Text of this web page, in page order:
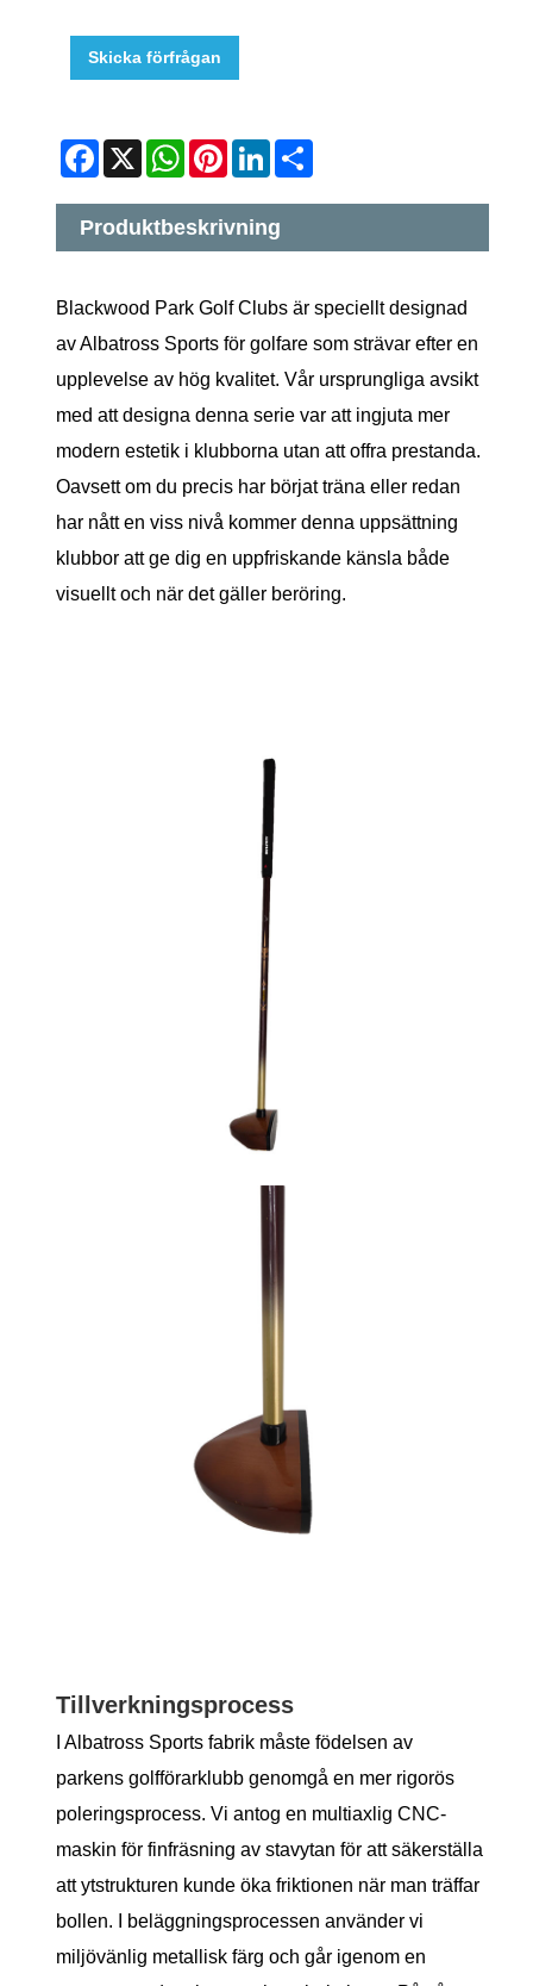
Skicka förfrågan
Facebook
X WhatsApp
Pinterest
LinkedIn
Produktbeskrivning
Blackwood Park Golf Clubs är speciellt designad
av Albatross Sports för golfare som strävar efter en
upplevelse av hög kvalitet. Vår ursprungliga avsikt
med att designa denna serie var att ingjuta mer
modern estetik i klubborna utan att offra prestanda.
Oavsett om du precis har börjat träna eller redan
har nått en viss nivå kommer denna uppsättning
klubbor att ge dig en uppfriskande känsla både
visuellt och när det gäller beröring.
Tillverkningsprocess
I Albatross Sports fabrik måste födelsen av
parkens golfförarklubb genomgå en mer rigorös
poleringsprocess. Vi antog en multiaxlig CNC-
maskin för finfräsning av stavytan för att säkerställa
att ytstrukturen kunde öka friktionen när man träffar
bollen. I beläggningsprocessen använder vi
miljövänlig metallisk färg och går igenom en